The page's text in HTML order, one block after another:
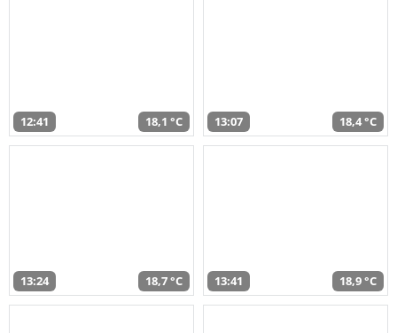
12:41 18,1 °C 13:07 18,4 °C
13:24 18,7 °C 13:41 18,9 °C